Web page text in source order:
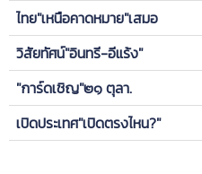
ไทย"เหนือคาดหมาย"เสมอ
วิสัยทัศน์"อินทรี-อีแร้ง"
"การ์ดเชิญ"๒๑ ตุลา.
เปิดประเทศ"เปิดตรงไหน?"